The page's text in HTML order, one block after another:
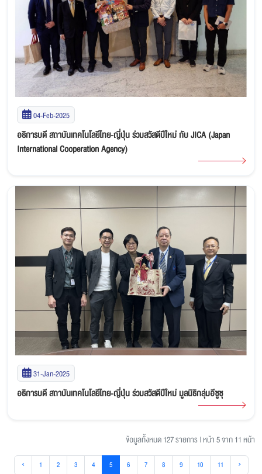
04-Feb-2025
อธิการบดี สถาบันเทคโนโลยีไทย-ญี่ปุ่น ร่วมสวัสดีปีใหม่ กับ JICA (Japan
International Cooperation Agency)
31-Jan-2025
อธิการบดี สถาบันเทคโนโลยีไทย-ญี่ปุ่น ร่วมสวัสดีปีใหม่ มูลนิธิกลุ่มอีซูซุ
ข้อมูลทั้งหมด 127 รายการ|หน้า 5 จาก 11 หน้า
‹ 1 2 3 4 5 6 7 8 9 10 11 ›